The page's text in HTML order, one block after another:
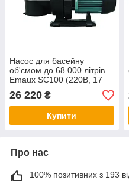
Насос для басейну
об'ємом до 68 000 літрів.
Emaux SC100 (220В, 17
м3/год, 1HP)
26 220 ₴
Купити
Про нас
100% позитивних з 193